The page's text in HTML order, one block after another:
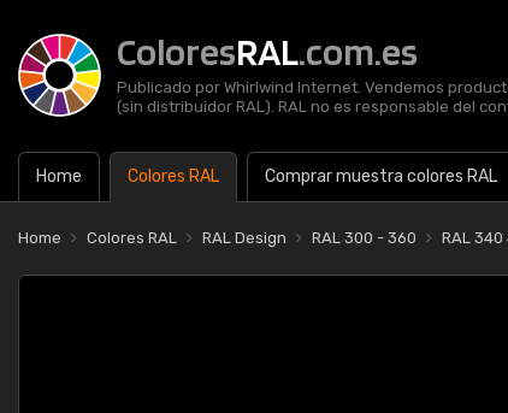
ColoresRAL.com.es
Publicado por Whirlwind Internet. Vendemos
(sin distribuidor RAL). RAL no es responsable del
Home Colores RAL Comprar muestra colores RAL
Home Colores RAL RAL Design RAL 300 - 360 RAL